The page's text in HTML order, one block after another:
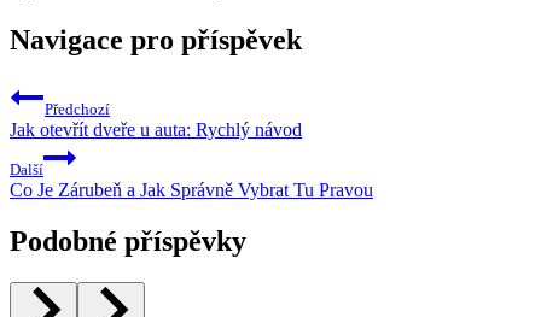
Navigace pro příspěvek
Předchozí
Jak otevřít dveře u auta: Rychlý návod
Další
Co Je Zárubeň a Jak Správně Vybrat Tu Pravou
Podobné příspěvky